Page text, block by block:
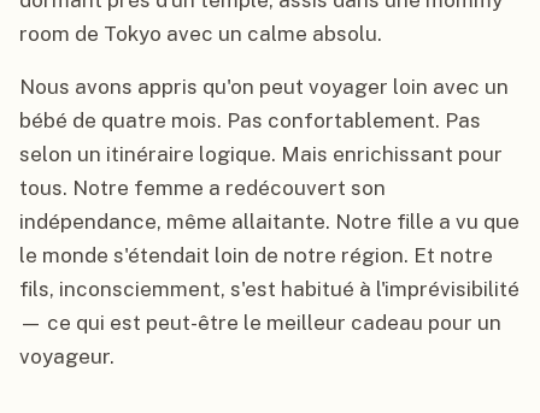
room de Tokyo avec un calme absolu.
Nous avons appris qu'on peut voyager loin avec un
bébé de quatre mois. Pas confortablement. Pas
selon un itinéraire logique. Mais enrichissant pour
tous. Notre femme a redécouvert son
indépendance, même allaitante. Notre fille a vu que
le monde s'étendait loin de notre région. Et notre
fils, inconsciemment, s'est habitué à l'imprévisibilité
— ce qui est peut-être le meilleur cadeau pour un
voyageur.